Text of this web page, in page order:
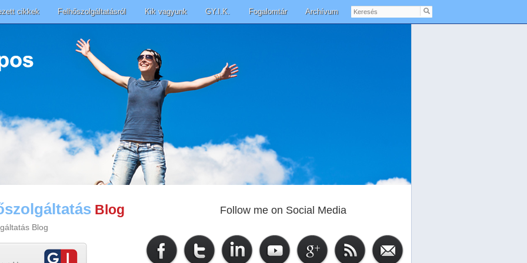
cikkek Felhőszolgáltatásról Kik vagyunk GY.I.K. Fogalomtár Archívum
Keresés
Blog
Blog
Follow me on Social Media